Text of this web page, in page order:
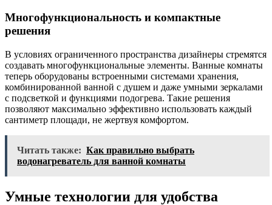
Многофункциональность и компактные
решения
В условиях ограниченного пространства дизайнеры стремятся
создавать многофункциональные элементы. Ванные комнаты
теперь оборудованы встроенными системами хранения,
комбинированной ванной с душем и даже умными зеркалами
с подсветкой и функциями подогрева. Такие решения
позволяют максимально эффективно использовать каждый
сантиметр площади, не жертвуя комфортом.
Читать также: Как правильно выбрать
водонагреватель для ванной комнаты
Умные технологии для удобства